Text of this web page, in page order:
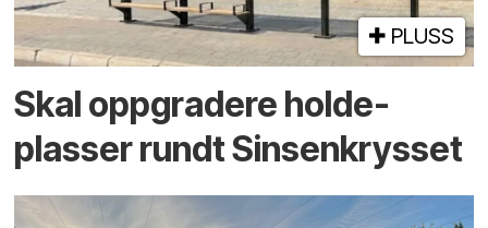
PLUSS
Skal oppgradere holde­
plasser rundt Sinsenkrysset